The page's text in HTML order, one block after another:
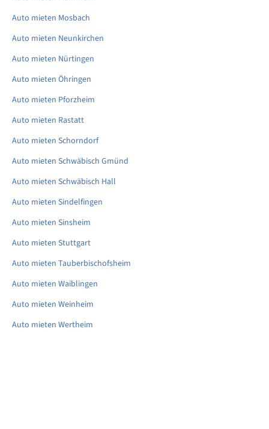
Auto mieten Mosbach
Auto mieten Neunkirchen
Auto mieten Nürtingen
Auto mieten Öhringen
Auto mieten Pforzheim
Auto mieten Rastatt
Auto mieten Schorndorf
Auto mieten Schwäbisch Gmünd
Auto mieten Schwäbisch Hall
Auto mieten Sindelfingen
Auto mieten Sinsheim
Auto mieten Stuttgart
Auto mieten Tauberbischofsheim
Auto mieten Waiblingen
Auto mieten Weinheim
Auto mieten Wertheim